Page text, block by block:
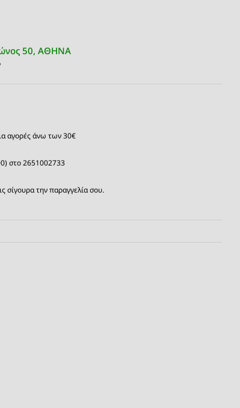
50, ΑΘΗΝΑ
αγορές άνω των 30€
στο 2651002733
σίγουρα την παραγγελία σου.